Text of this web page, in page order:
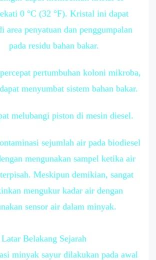
0 °C (32 °F). Kristal ini dapat
area penyatuan dan penggumpalan
pada residu bahan bakar.
pertumbuhan koloni mikroba,
menyumbat sistem bahan bakar.
melubangi piston di mesin diesel.
sejumlah air pada biodiesel
mengunakan sampel ketika air
Meskipun demikian, sangat
mengukur kadar air dengan
sensor air dalam minyak.
Latar Belakang Sejarah
minyak sayur dilakukan pada awal